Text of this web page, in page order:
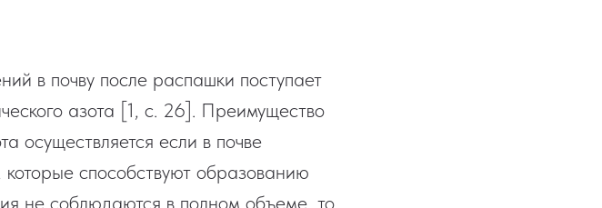
в почву после распашки поступает
азота [1, с. 26]. Преимущество
осуществляется если в почве
способствуют образованию
не соблюдаются в полном объеме, то